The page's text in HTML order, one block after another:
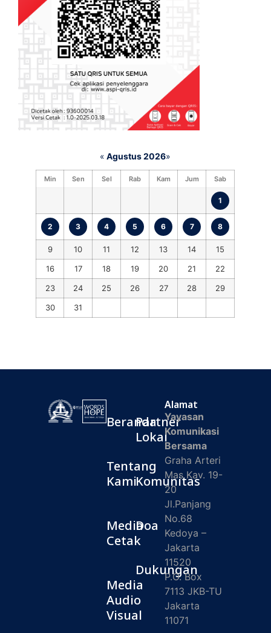
« Agustus 2026»
Min Sen Sel Rab Kam Jum Sab
1
2 3 4 5 6 7 8
9 10 11 12 13 14
15
16
17 18 19 20 21
22
23
24 25 26 27 28
29
30
31
Beranda
Tentang
Kami
Media
Cetak
Media
Audio
Visual
Partner
Lokal
Komunitas
Doa
Dukungan
Alamat
Yayasan
Komunikasi
Bersama
Graha Arteri
Mas Kav. 19-
20
Jl.Panjang
No.68
Kedoya –
Jakarta
11520
P.O. Box
7113 JKB-TU
Jakarta
11071